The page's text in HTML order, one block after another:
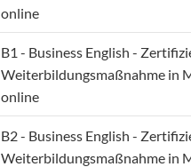
online
B1 - Business English -
Weiterbildungsmaßnahme in
online
B2 - Business English -
Weiterbildungsmaßnahme in